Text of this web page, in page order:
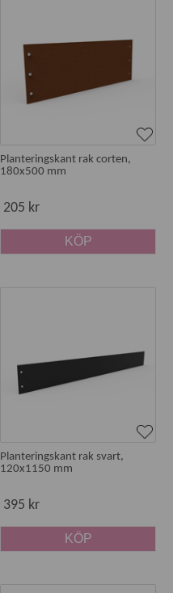
Planteringskant rak corten,
180x500 mm
205 kr
KÖP
Planteringskant rak svart,
120x1150 mm
395 kr
KÖP